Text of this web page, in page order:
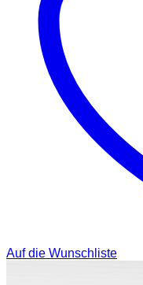
Auf die Wunschliste